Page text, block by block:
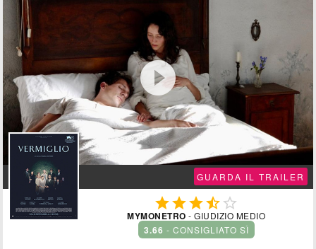

GUARDA IL TRAILER
 
MYMONETRO - GIUDIZIO MEDIO
3.66 - CONSIGLIATO SÌ